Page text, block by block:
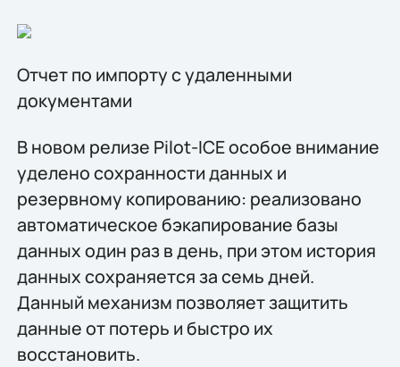
Отчет по импорту с удаленными
документами
В новом релизе Pilot-ICE особое внимание
уделено сохранности данных и
резервному копированию: реализовано
автоматическое бэкапирование базы
данных один раз в день, при этом история
данных сохраняется за семь дней.
Данный механизм позволяет защитить
данные от потерь и быстро их
восстановить.